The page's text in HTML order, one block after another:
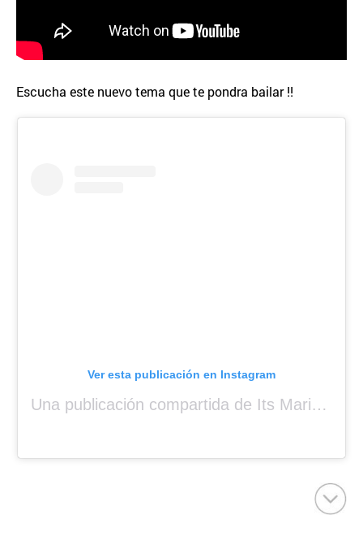
Escucha este nuevo tema que te pondra bailar !!
Ver esta publicación en Instagram
Una publicación compartida de Its Mariah Baby (@mariahangeliq)